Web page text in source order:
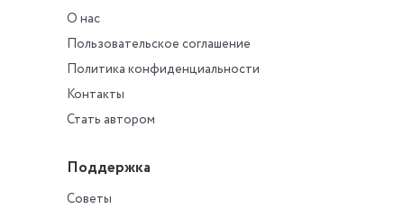
О нас
Пользовательское соглашение
Политика конфиденциальности
Контакты
Стать автором
Поддержка
Советы